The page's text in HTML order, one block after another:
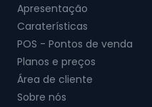
Apresentação
Caraterísticas
POS - Pontos de venda
Planos e preços
Área de cliente
Sobre nós